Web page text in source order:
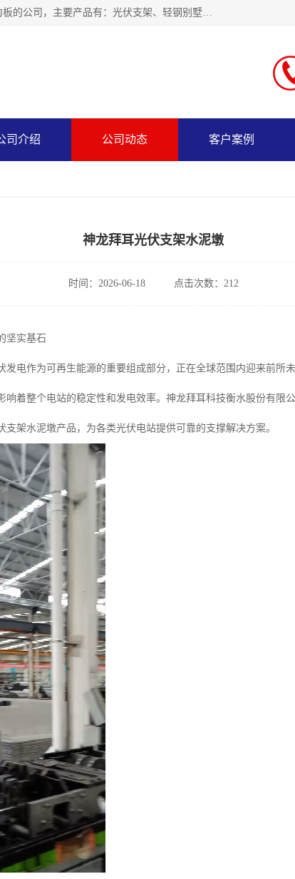
神龙拜耳科技衡水股份有限公司河北一家生产光伏支架，轻钢别墅，阳光板、耐力板的公司，主要产品有：光伏支架、轻钢别墅、阳光板、耐力板、采光板等，公司参与制定了多项标准。
司介绍 公司动态 客户案例
神龙拜耳光伏支架水泥墩
时间：2026-06-18 点击次数：212
坚实基石
发电作为可再生能源的重要组成部分，正在全球范围内迎来前所
响着整个电站的稳定性和发电效率。神龙拜耳科技衡水股份有限
架水泥墩产品，为各类光伏电站提供可靠的支撑解决方案。